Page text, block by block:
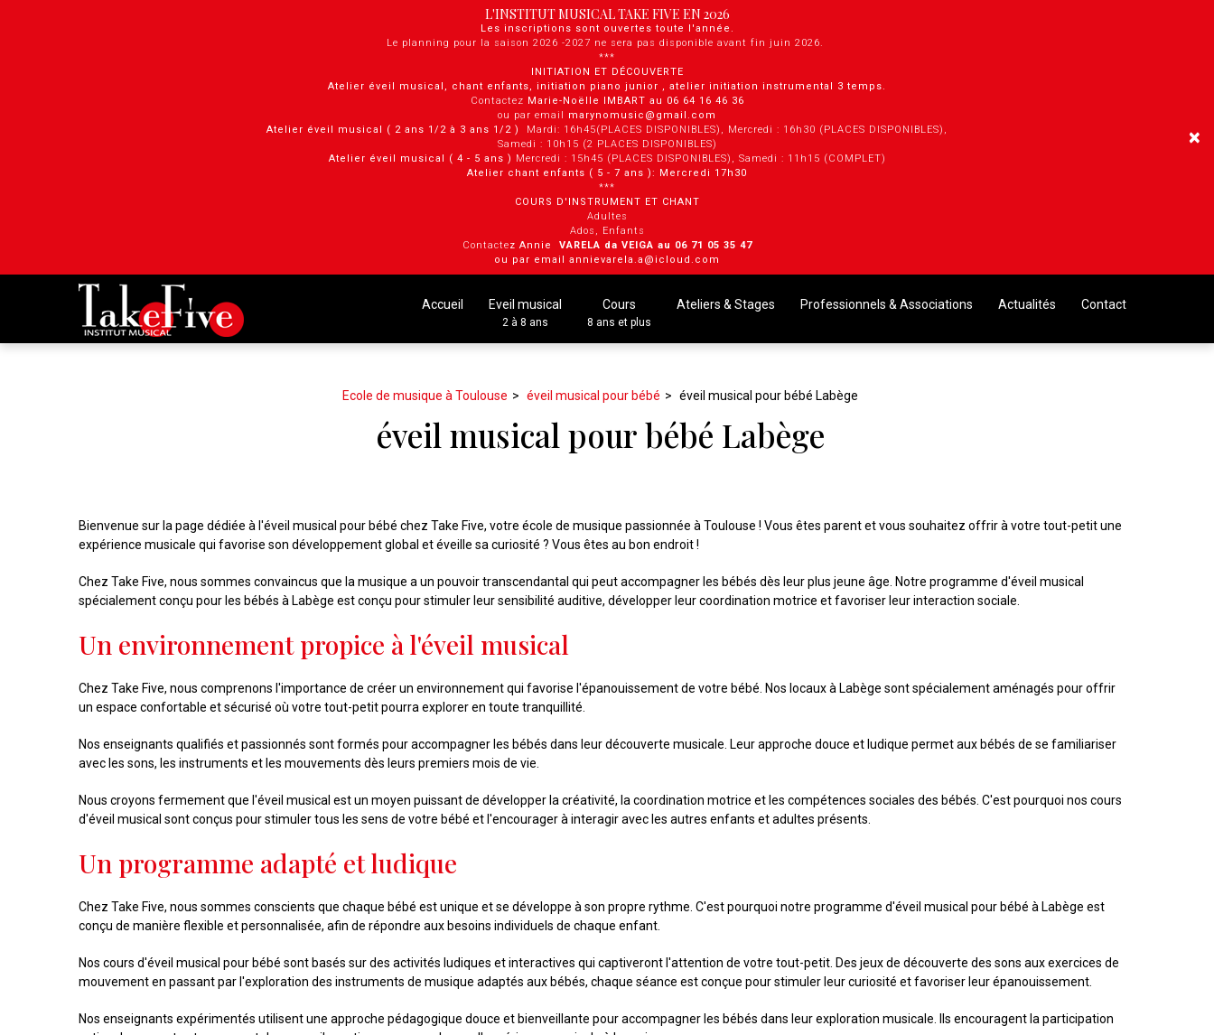
L'INSTITUT MUSICAL TAKE FIVE EN 2026
Les inscriptions sont ouvertes toute l'année.
Le planning pour la saison 2026 -2027 ne sera pas disponible avant fin juin 2026.
***
INITIATION ET DÉCOUVERTE
Atelier éveil musical, chant enfants, initiation piano junior , atelier initiation instrumental 3 temps.
Contactez Marie-Noëlle IMBART au 06 64 16 46 36
ou par email marynomusic@gmail.com
Atelier éveil musical ( 2 ans 1/2 à 3 ans 1/2 ) Mardi: 16h45(PLACES DISPONIBLES), Mercredi : 16h30 (PLACES DISPONIBLES),
Samedi : 10h15 (2 PLACES DISPONIBLES)
Atelier éveil musical ( 4 - 5 ans ) Mercredi : 15h45 (PLACES DISPONIBLES), Samedi : 11h15 (COMPLET)
Atelier chant enfants ( 5 - 7 ans ): Mercredi 17h30
***
COURS D'INSTRUMENT ET CHANT
Adultes
Ados, Enfants
Contactez Annie VARELA da VEIGA au 0 6 71 05 35 47
ou par email annievarela.a@icloud.com
×
Accueil Eveil musical
2 à 8 ans
Cours
8 ans et plus
Ateliers & Stages Professionnels & Associations Actualités Contact
Ecole de musique à Toulouse éveil musical pour bébé éveil musical pour bébé Labège
éveil musical pour bébé Labège
Bienvenue sur la page dédiée à l'éveil musical pour bébé chez Take Five, votre école de musique passionnée à Toulouse ! Vous êtes parent et vous souhaitez offrir à votre tout-petit une
expérience musicale qui favorise son développement global et éveille sa curiosité ? Vous êtes au bon endroit !
Chez Take Five, nous sommes convaincus que la musique a un pouvoir transcendantal qui peut accompagner les bébés dès leur plus jeune âge. Notre programme d'éveil musical
spécialement conçu pour les bébés à Labège est conçu pour stimuler leur sensibilité auditive, développer leur coordination motrice et favoriser leur interaction sociale.
Un environnement propice à l'éveil musical
Chez Take Five, nous comprenons l'importance de créer un environnement qui favorise l'épanouissement de votre bébé. Nos locaux à Labège sont spécialement aménagés pour offrir
un espace confortable et sécurisé où votre tout-petit pourra explorer en toute tranquillité.
Nos enseignants qualifiés et passionnés sont formés pour accompagner les bébés dans leur découverte musicale. Leur approche douce et ludique permet aux bébés de se familiariser
avec les sons, les instruments et les mouvements dès leurs premiers mois de vie.
Nous croyons fermement que l'éveil musical est un moyen puissant de développer la créativité, la coordination motrice et les compétences sociales des bébés. C'est pourquoi nos cours
d'éveil musical sont conçus pour stimuler tous les sens de votre bébé et l'encourager à interagir avec les autres enfants et adultes présents.
Un programme adapté et ludique
Chez Take Five, nous sommes conscients que chaque bébé est unique et se développe à son propre rythme. C'est pourquoi notre programme d'éveil musical pour bébé à Labège est
conçu de manière flexible et personnalisée, afin de répondre aux besoins individuels de chaque enfant.
Nos cours d'éveil musical pour bébé sont basés sur des activités ludiques et interactives qui captiveront l'attention de votre tout-petit. Des jeux de découverte des sons aux exercices de
mouvement en passant par l'exploration des instruments de musique adaptés aux bébés, chaque séance est conçue pour stimuler leur curiosité et favoriser leur épanouissement.
Nos enseignants expérimentés utilisent une approche pédagogique douce et bienveillante pour accompagner les bébés dans leur exploration musicale. Ils encouragent la participation